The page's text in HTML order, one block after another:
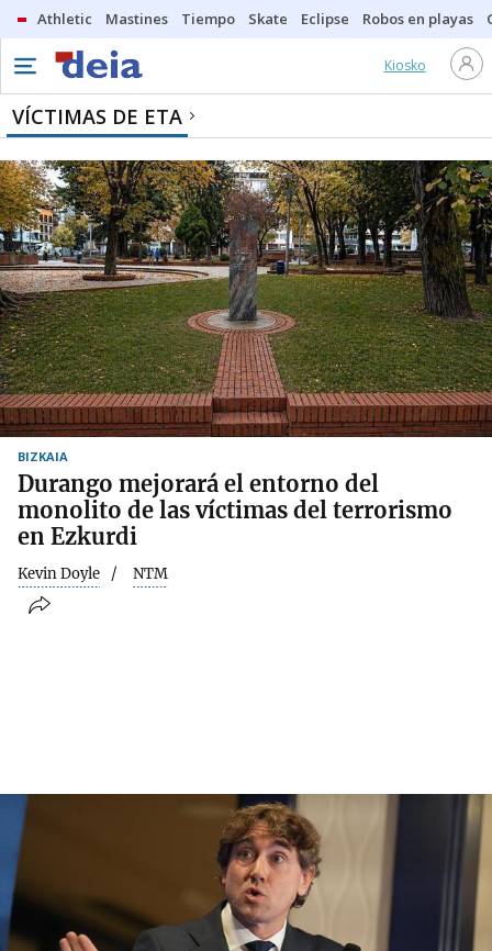
Athletic Mastines Tiempo Skate Eclipse Robos en playas
Kiosko
VÍCTIMAS DE ETA
BIZKAIA
Durango mejorará el entorno del
monolito de las víctimas del terrorismo
en Ezkurdi
Kevin Doyle NTM